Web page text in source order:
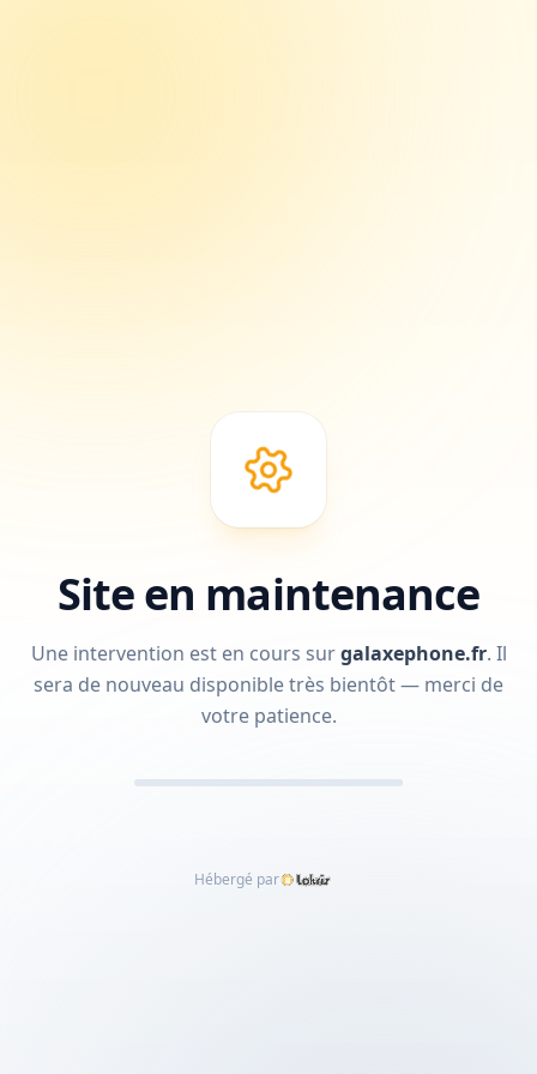
Site en maintenance
Une intervention est en cours surgalaxephone.fr. Il
sera de nouveau disponible très bientôt — merci de
votre patience.
Hébergé par